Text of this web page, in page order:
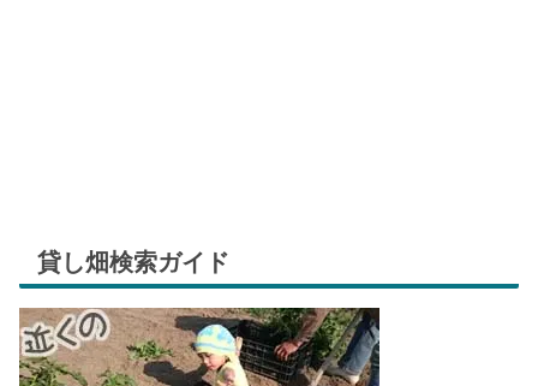
貸し畑検索ガイド